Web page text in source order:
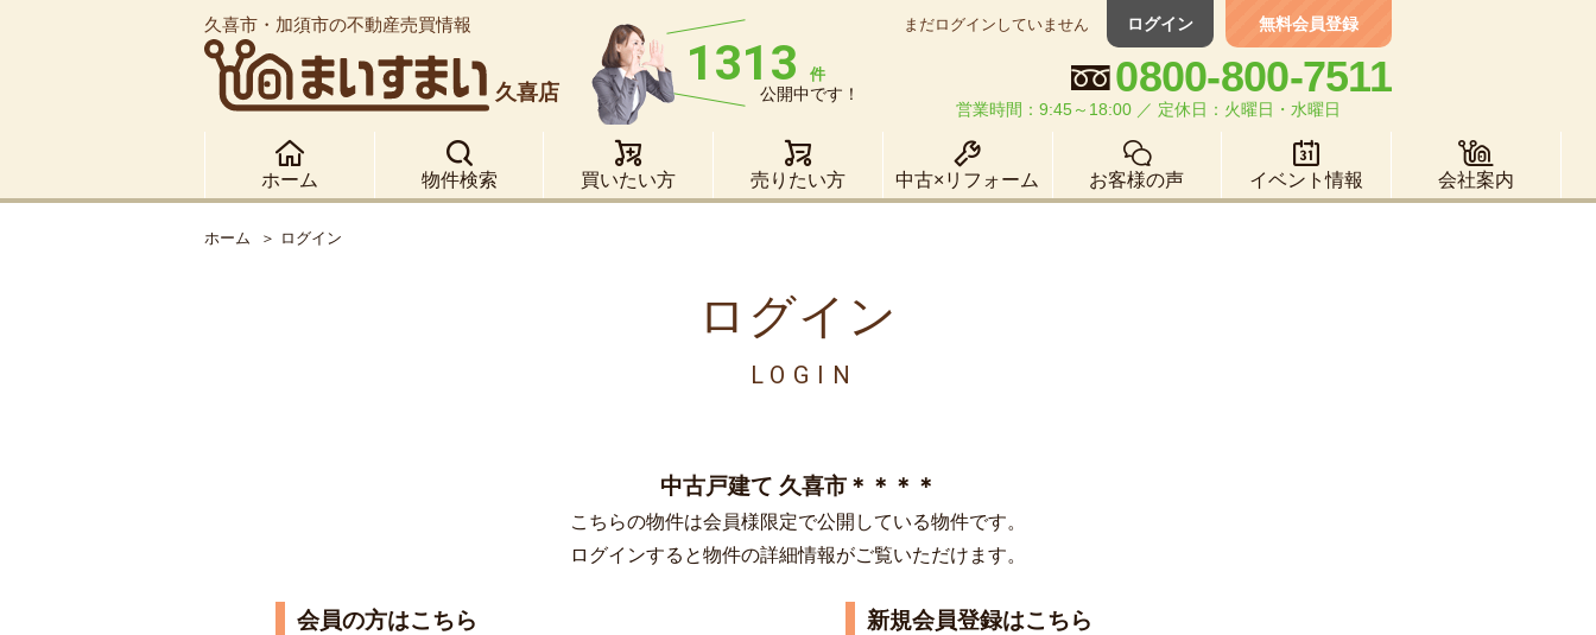
久喜市・加須市の不動産売買情報
久喜店
1313 件
公開中です！
まだログインしていません ログイン 無料会員登録
0800-800-7511
営業時間：9:45～18:00 ／ 定休日：火曜日・水曜日
ホーム 物件検索 買いたい方 売りたい方 中古×リフォーム お客様の声 イベント情報 会社案内
ホーム ログイン
ログイン
LOGIN
中古戸建て 久喜市＊＊＊＊
こちらの物件は会員様限定で公開している物件です。
ログインすると物件の詳細情報がご覧いただけます。
会員の方はこちら 新規会員登録はこちら